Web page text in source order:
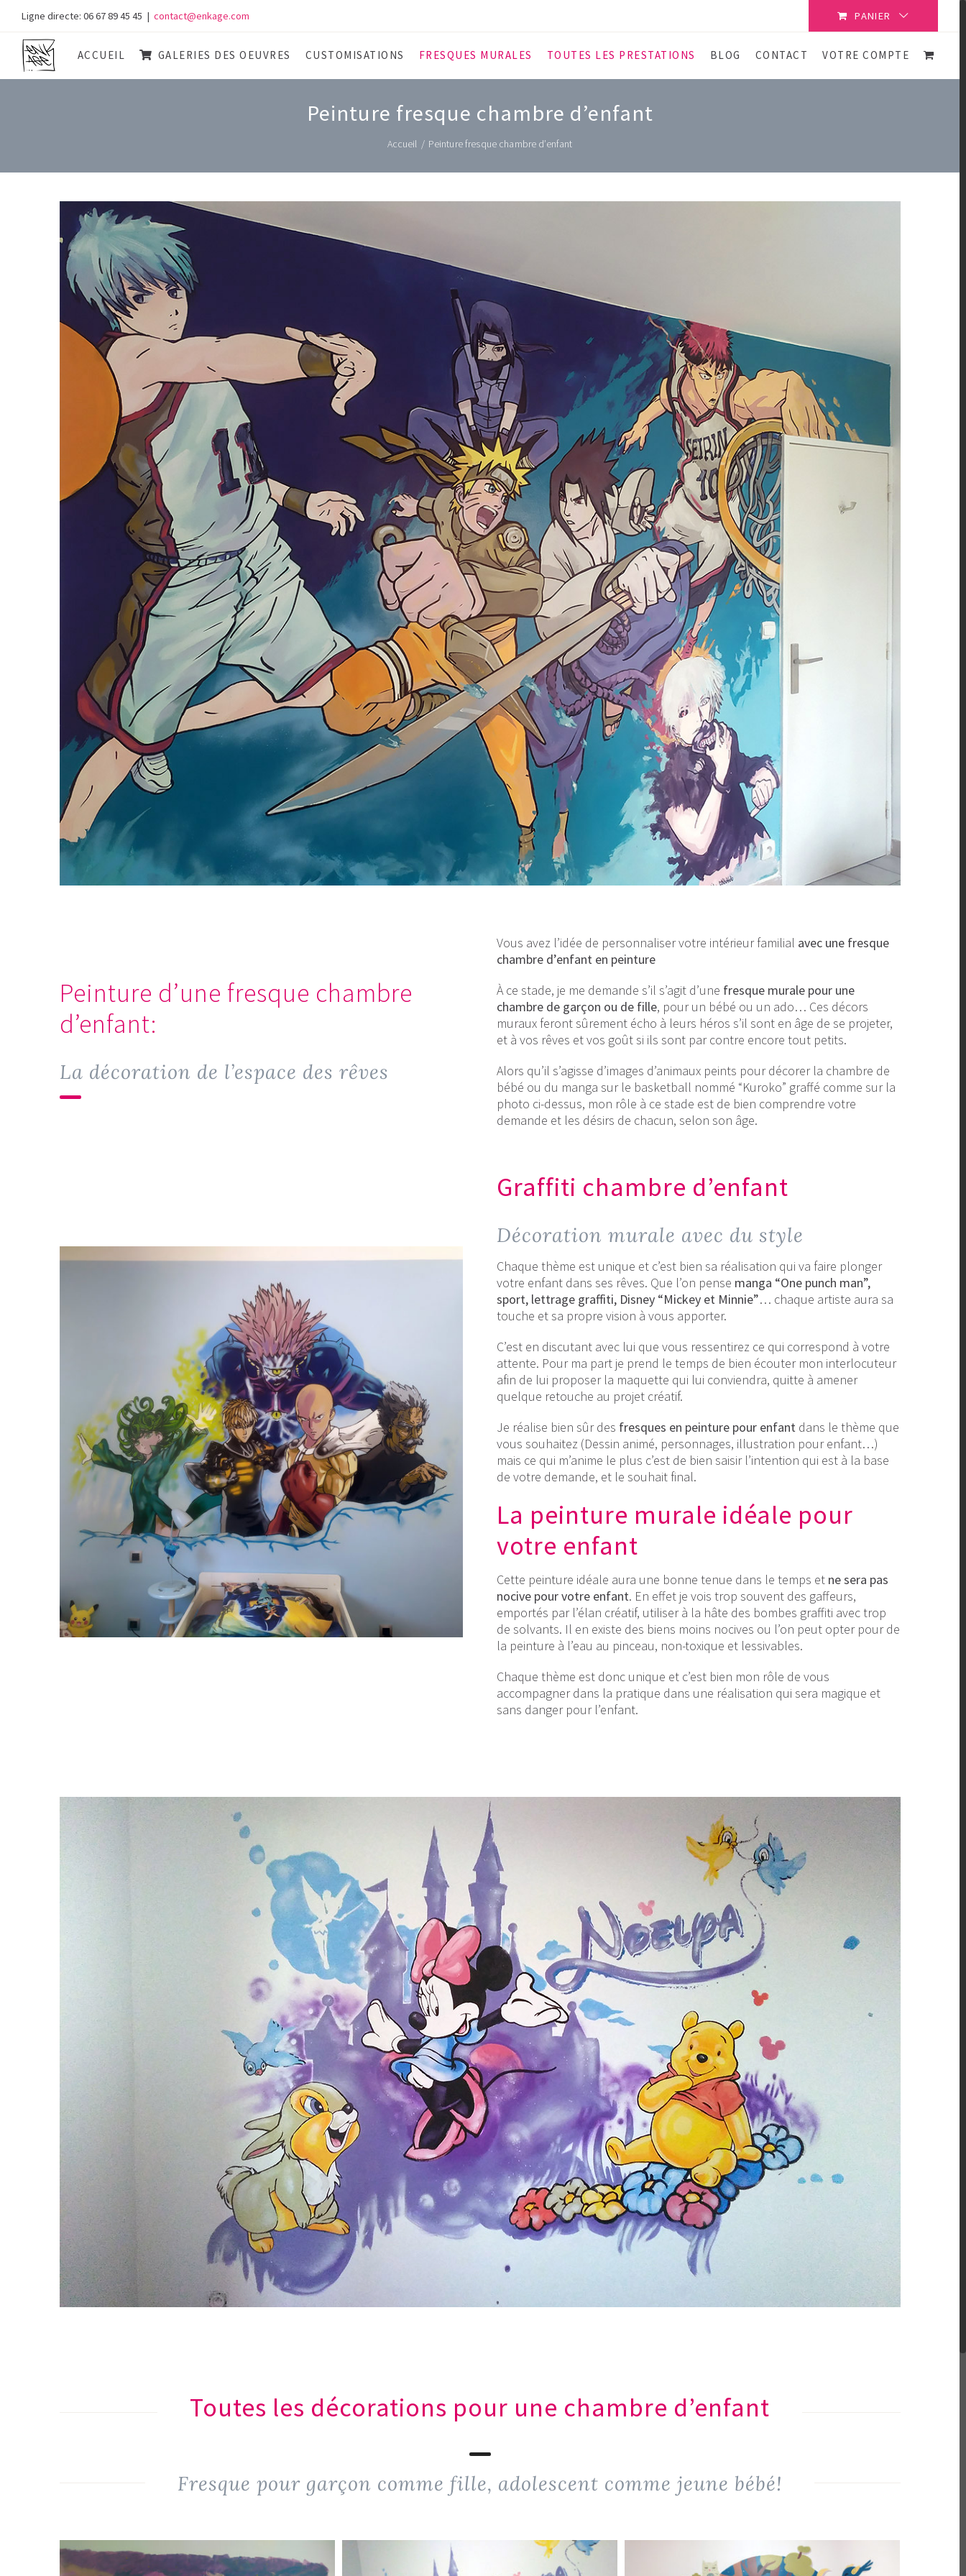
content
Ligne directe: 06 67 89 45 45 | contact@enkage.com PANIER
ACCUEIL GALERIES DES OEUVRES CUSTOMISATIONS FRESQUES MURALES TOUTES LES PRESTATIONS BLOG CONTACT VOTRE COMPTE
Peinture fresque chambre d’enfant
Accueil / Peinture fresque chambre d’enfant
Peinture d’une fresque chambre
d’enfant:
La décoration de l’espace des rêves
Vous avez l’idée de personnaliser votre intérieur familial avec une fresque
chambre d’enfant en peinture
À ce stade, je me demande s’il s’agit d’une fresque murale pour une
chambre de garçon ou de fille, pour un bébé ou un ado… Ces décors
muraux feront sûrement écho à leurs héros s’il sont en âge de se projeter,
et à vos rêves et vos goût si ils sont par contre encore tout petits.
Alors qu’il s’agisse d’images d’animaux peints pour décorer la chambre de
bébé ou du manga sur le basketball nommé “Kuroko” graffé comme sur la
photo ci-dessus, mon rôle à ce stade est de bien comprendre votre
demande et les désirs de chacun, selon son âge.
Graffiti chambre d’enfant
Décoration murale avec du style
Chaque thème est unique et c’est bien sa réalisation qui va faire plonger
votre enfant dans ses rêves. Que l’on pense manga “One punch man”,
sport, lettrage graffiti, Disney “Mickey et Minnie”… chaque artiste aura sa
touche et sa propre vision à vous apporter.
C’est en discutant avec lui que vous ressentirez ce qui correspond à votre
attente. Pour ma part je prend le temps de bien écouter mon interlocuteur
afin de lui proposer la maquette qui lui conviendra, quitte à amener
quelque retouche au projet créatif.
Je réalise bien sûr des fresques en peinture pour enfantdans le thème que
vous souhaitez (Dessin animé, personnages, illustration pour enfant…)
mais ce qui m’anime le plus c’est de bien saisir l’intention qui est à la base
de votre demande, et le souhait final.
La peinture murale idéale pour
votre enfant
Cette peinture idéale aura une bonne tenue dans le temps et ne sera pas
nocive pour votre enfant. En effet je vois trop souvent des gaffeurs,
emportés par l’élan créatif, utiliser à la hâte des bombes graffiti avec trop
de solvants. Il en existe des biens moins nocives ou l’on peut opter pour de
la peinture à l’eau au pinceau, non-toxique et lessivables.
Chaque thème est donc unique et c’est bien mon rôle de vous
accompagner dans la pratique dans une réalisation qui sera magique et
sans danger pour l’enfant.
Toutes les décorations pour une chambre d’enfant
Fresque pour garçon comme fille, adolescent comme jeune bébé!